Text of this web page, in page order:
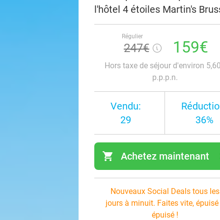
l'hôtel 4 étoiles Martin's
Régulier
247€ 159€
Hors taxe de séjour d'environ
p.p.p.n.
Vendu:
29
36%
shopping_cart Achetez maintenant
Nouveaux Social Deals tous les
jours à minuit. Faites vite, épuisé
épuisé !